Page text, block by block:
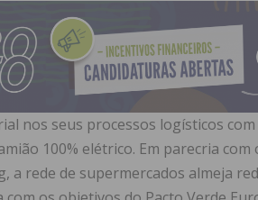
nos seus processos logísticos
100% elétrico. Em parecria
a rede de supermercados almeja